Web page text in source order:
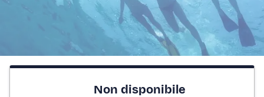
Non disponibile